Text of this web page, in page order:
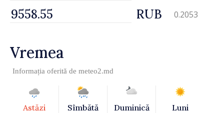
RUB 0.2053
Vremea
Informația oferită de meteo2.md
Astăzi Sîmbătă Duminică Luni